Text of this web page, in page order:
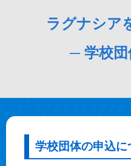
ラグナシア
─ 学校
学校団体の申込に